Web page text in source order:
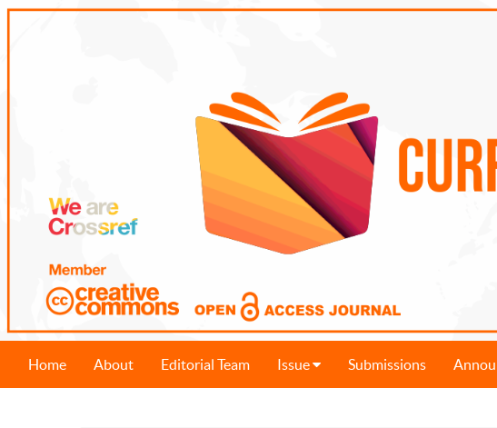
Home About Editorial Team Issue Submissions